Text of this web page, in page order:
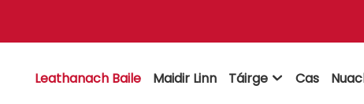
Leathanach Baile Maidir Linn Táirge  Cas